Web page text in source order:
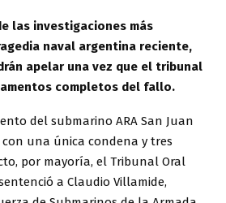
las investigaciones más
naval argentina reciente,
apelar una vez que el tribunal
completos del fallo.
del submarino ARA San Juan
una única condena y tres
por mayoría, el Tribunal Oral
a Claudio Villamide,